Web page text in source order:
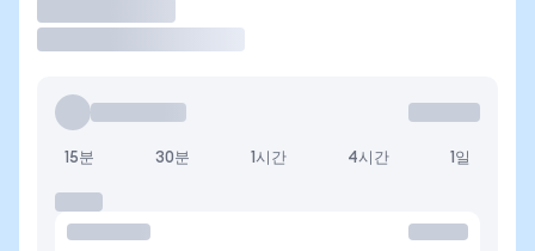
15분 30분 1시간 4시간 1일